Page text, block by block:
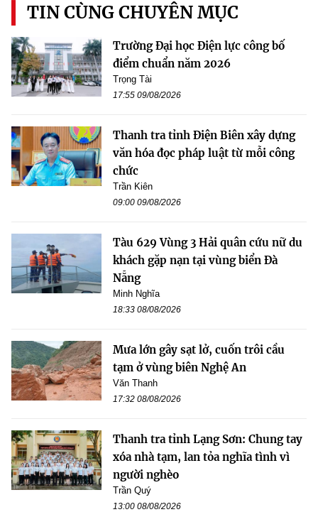
TIN CÙNG CHUYÊN MỤC
Trường Đại học Điện lực công bố
điểm chuẩn năm 2026
Trọng Tài
17:55 09/08/2026
Thanh tra tỉnh Điện Biên xây dựng
văn hóa đọc pháp luật từ mỗi công
chức
Trần Kiên
09:00 09/08/2026
Tàu 629 Vùng 3 Hải quân cứu nữ du
khách gặp nạn tại vùng biển Đà
Nẵng
Minh Nghĩa
18:33 08/08/2026
Mưa lớn gây sạt lở, cuốn trôi cầu
tạm ở vùng biên Nghệ An
Văn Thanh
17:32 08/08/2026
Thanh tra tỉnh Lạng Sơn: Chung tay
xóa nhà tạm, lan tỏa nghĩa tình vì
người nghèo
Trần Quý
13:00 08/08/2026